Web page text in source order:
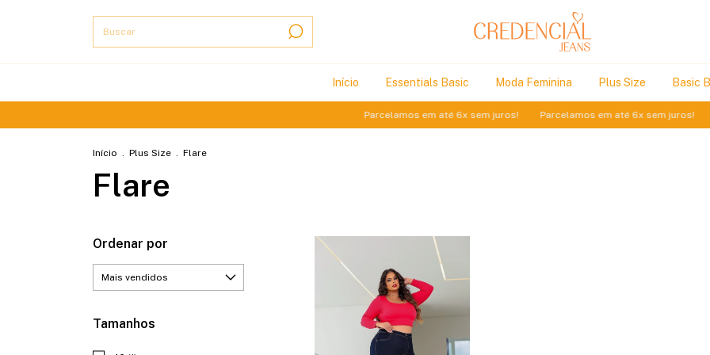
Início Essentials Basic Moda Feminina Plus Size Basic
Parcelamos em até 6x sem juros! Parcelamos em até 6x sem juros!
Início . Plus Size . Flare
Flare
Ordenar por
Tamanhos